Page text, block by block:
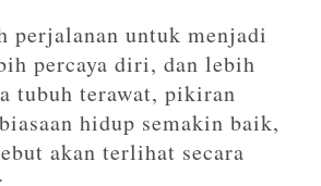
perjalanan untuk menjadi
percaya diri, dan lebih
tubuh terawat, pikiran
hidup semakin baik,
akan terlihat secara